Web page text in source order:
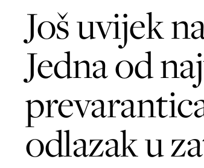
Još uvijek
Jedna od
odlazak u